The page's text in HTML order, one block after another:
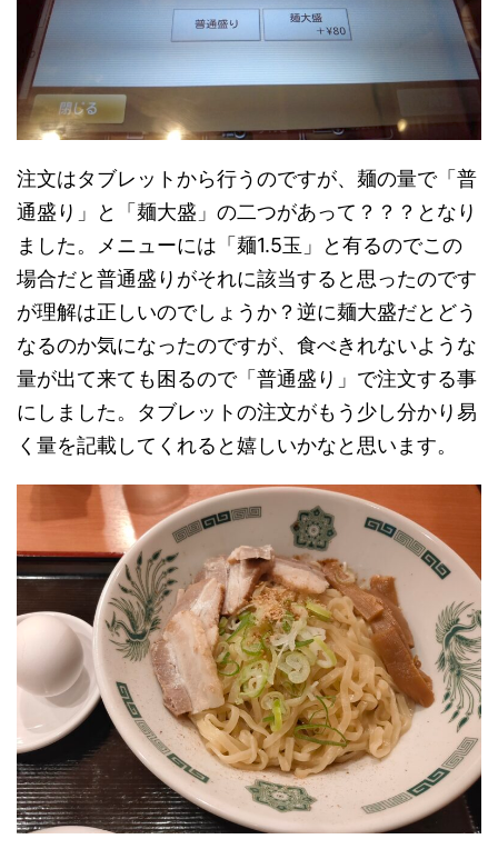
注文はタブレットから行うのですが、麺の量で「普
通盛り」と「麺大盛」の二つがあって？？？となり
ました。メニューには「麺1.5玉」と有るのでこの
場合だと普通盛りがそれに該当すると思ったのです
が理解は正しいのでしょうか？逆に麺大盛だとどう
なるのか気になったのですが、食べきれないような
量が出て来ても困るので「普通盛り」で注文する事
にしました。タブレットの注文がもう少し分かり易
く量を記載してくれると嬉しいかなと思います。